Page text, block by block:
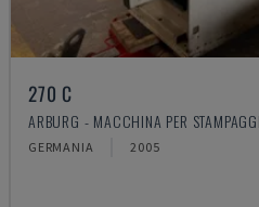
270 C
ARBURG - MACCHINA PER
GERMANIA 2005